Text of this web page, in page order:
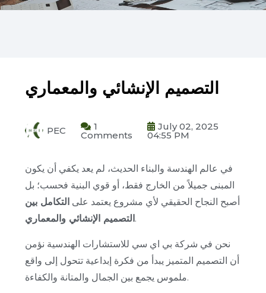
التصميم الإنشائي والمعماري
PEC 1
Comments
July 02, 2025
04:55 PM
في عالم الهندسة والبناء الحديث، لم يعد يكفي أن يكون
المبنى جميلاً من الخارج فقط، أو قوي البنية فحسب؛ بل
أصبح النجاح الحقيقي لأي مشروع يعتمد على التكامل بين
التصميم الإنشائي والمعماري.
نحن في شركة بي اي سي للاستشارات الهندسية نؤمن
أن التصميم المتميز يبدأ من فكرة إبداعية تتحول إلى واقع
ملموس يجمع بين الجمال والمتانة والكفاءة.